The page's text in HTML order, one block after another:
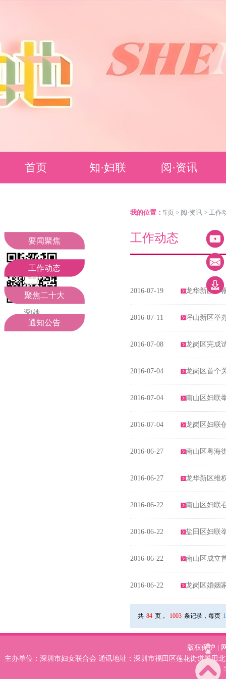
深i她
期待您的关注
首页 知·妇联 阅·资讯
工作动态
通知公告
要闻聚焦
工作动态
聚焦二十大
通知公告
我的位置：
> 首页 > 阅·资讯 > 工作
工作动态
2016-07-19 龙华新区巾
2016-07-11 坪山新区举
2016-07-08 龙岗区完成
2016-07-04 龙岗区首个
2016-07-04 南山区妇联
2016-07-04 龙岗区妇联
2016-06-27 南山区粤海
2016-06-27 龙华新区维
2016-06-22 南山区妇联
2016-06-22 盐田区妇联
2016-06-22 南山区成立
2016-06-22 龙岗区婚姻
共 84 页， 1003 条记录，每页
版权保护
主办单位：深圳市妇女联合会 通讯地址：深圳市福田区莲花街道景田